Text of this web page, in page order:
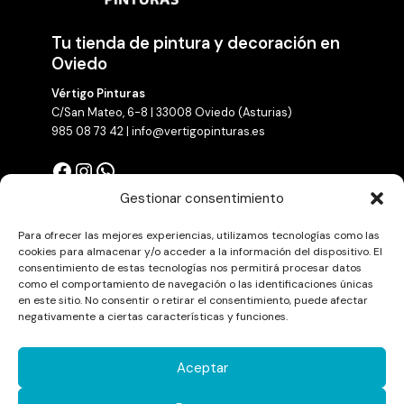
Gestionar consentimiento
Para ofrecer las mejores experiencias, utilizamos tecnologías como las
cookies para almacenar y/o acceder a la información del dispositivo. El
consentimiento de estas tecnologías nos permitirá procesar datos
como el comportamiento de navegación o las identificaciones únicas
en este sitio. No consentir o retirar el consentimiento, puede afectar
negativamente a ciertas características y funciones.
Aceptar
de
Tu tienda de pintura y decoración en
Oviedo
Vértigo Pinturas
C/San Mateo, 6-8 | 33008 Oviedo (Asturias)
985 08 73 42 | info@vertigopinturas.es
Facebook
Instagram
WhatsApp
Aviso legal
Declaración de accesibilidad